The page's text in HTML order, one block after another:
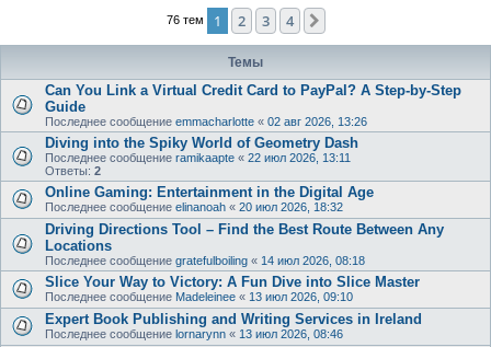
76 тем 1 2 3 4
Темы
Can You Link a Virtual Credit Card to PayPal? A Step-by-Step
Guide
Последнее сообщение emmacharlotte « 02 авг 2026, 13:26
Diving into the Spiky World of Geometry Dash
Последнее сообщение ramikaapte « 22 июл 2026, 13:11
Ответы: 2
Online Gaming: Entertainment in the Digital Age
Последнее сообщение elinanoah « 20 июл 2026, 18:32
Driving Directions Tool – Find the Best Route Between Any
Locations
Последнее сообщение gratefulboiling « 14 июл 2026, 08:18
Slice Your Way to Victory: A Fun Dive into Slice Master
Последнее сообщение Madeleinee « 13 июл 2026, 09:10
Expert Book Publishing and Writing Services in Ireland
Последнее сообщение lornarynn « 13 июл 2026, 08:46